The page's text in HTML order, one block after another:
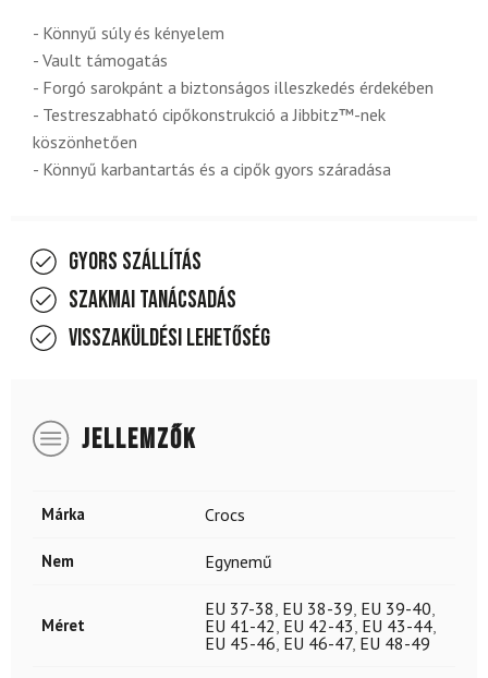
- Könnyű súly és kényelem
- Vault támogatás
- Forgó sarokpánt a biztonságos illeszkedés érdekében
- Testreszabható cipőkonstrukció a Jibbitz™-nek
köszönhetően
- Könnyű karbantartás és a cipők gyors száradása
Gyors szállítás
Szakmai tanácsadás
Visszaküldési lehetőség
JELLEMZŐK
Márka Crocs
Nem Egynemű
Méret
EU 37-38 EU 38-39 EU 39-40
EU 41-42 EU 42-43 EU 43-44
EU 45-46 EU 46-47, EU 48-49